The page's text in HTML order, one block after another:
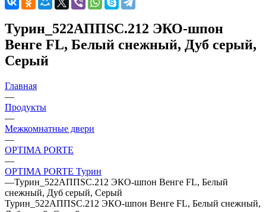
Турин_522AППSC.212 ЭКО-шпон
Венге FL, Белый снежный, Дуб серый,
Серый
Главная
—
Продукты
—
Межкомнатные двери
—
OPTIMA PORTE
—
OPTIMA PORTE Турин
—Турин_522AППSC.212 ЭКО-шпон Венге FL, Белый
снежный, Дуб серый, Серый
Турин_522AППSC.212 ЭКО-шпон Венге FL, Белый снежный,